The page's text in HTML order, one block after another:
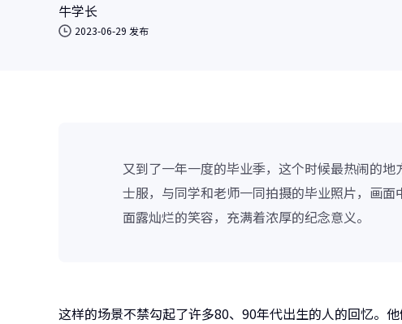
牛学长
2023-06-29 发布
又到了一年一度的毕业季，这个时候最热闹的
士服，与同学和老师一同拍摄的毕业照片，画面
面露灿烂的笑容，充满着浓厚的纪念意义。
这样的场景不禁勾起了许多80、90年代出生的人的回忆。